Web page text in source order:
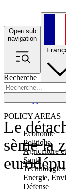
Open sub
navigation
Recherche
POLICY AREAS
Economie
Politique
Agriculture
Santé
Technologies
Energie,
Défense
Le
sème la